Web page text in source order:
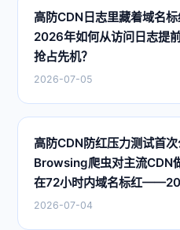
高防CDN日志里藏着域名标
2026年如何从访问日志提
抢占先机？
2026-07-05
高防CDN防红压力测试首
Browsing爬虫对主流CDN
在72小时内域名标红
2026-07-04